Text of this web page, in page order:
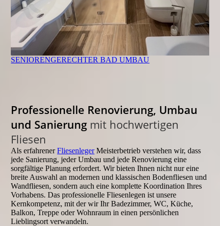
SENIORENGERECHTER BAD UMBAU
Professionelle Renovierung, Umbau
und Sanierung mit hochwertigen
Fliesen
Als erfahrenerFliesenlegerMeisterbetrieb verstehen wir, dass
jede Sanierung, jeder Umbau und jede Renovierung eine
sorgfältige Planung erfordert. Wir bieten Ihnen nicht nur eine
breite Auswahl an modernen und klassischen Bodenfliesen und
Wandfliesen, sondern auch eine komplette Koordination Ihres
Vorhabens. Das professionelle Fliesenlegen ist unsere
Kernkompetenz, mit der wir Ihr Badezimmer, WC, Küche,
Balkon, Treppe oder Wohnraum in einen persönlichen
Lieblingsort verwandeln.